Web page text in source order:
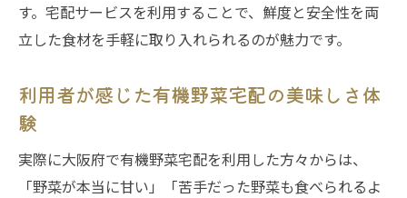
す。宅配サービスを利用することで、鮮度と安全性を両
立した食材を手軽に取り入れられるのが魅力です。
利用者が感じた有機野菜宅配の美味しさ体
験
実際に大阪府で有機野菜宅配を利用した方々からは、
「野菜が本当に甘い」「苦手だった野菜も食べられるよ